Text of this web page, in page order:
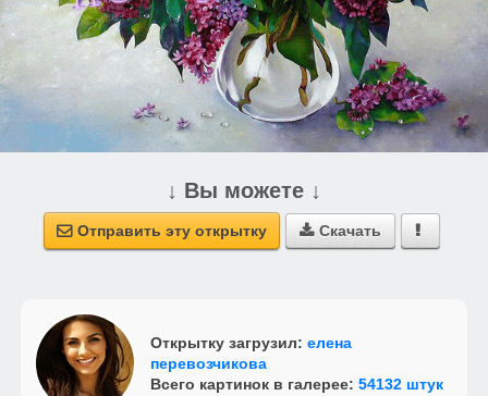
↓ Вы можете ↓
 Отправить эту открытку  Скачать 
Открытку загрузил: елена
перевозчикова
Всего картинок в галерее: 54132 штук